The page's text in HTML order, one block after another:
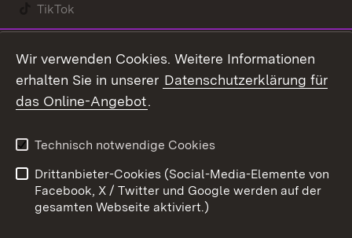
TikTok
Kontakt
Barrierefreiheit
Impressum
Cookies
Wir verwenden Cookies. Weitere Informationen
erhalten Sie in unserer Datenschutzerklärung für
das Online-Angebot.
Technisch notwendige Cookies
Drittanbieter-Cookies (Social-Media-Elemente von
Facebook, X / Twitter und Google werden auf der
gesamten Webseite aktiviert.)